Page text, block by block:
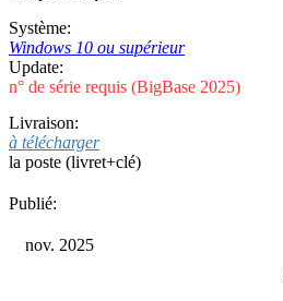
Système:
Windows 10 ou supérieur
Update:
n° de série requis (BigBase 2025)
Livraison:
à télécharger
la poste (livret+clé)
Publié:
nov. 2025